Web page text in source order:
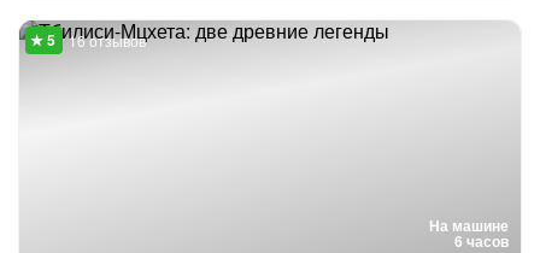
На машине
6 часов
16 отзывов